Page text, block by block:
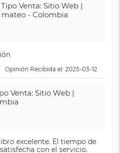
Tipo Venta: Sitio Web |
mateo - Colombia
Opinión Recibida el: 2025-03-12
Venta: Sitio Web |
excelente. El tiempo de
con el servicio.